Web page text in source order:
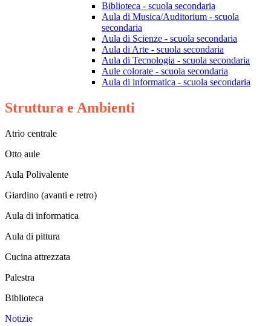
Biblioteca - scuola secondaria
Aula di Musica/Auditorium - scuola
secondaria
Aula di Scienze - scuola secondaria
Aula di Arte - scuola secondaria
Aula di Tecnologia - scuola secondaria
Aule colorate - scuola secondaria
Aula di informatica - scuola secondaria
Struttura e Ambienti
Atrio centrale
Otto aule
Aula Polivalente
Giardino (avanti e retro)
Aula di informatica
Aula di pittura
Cucina attrezzata
Palestra
Biblioteca
Notizie